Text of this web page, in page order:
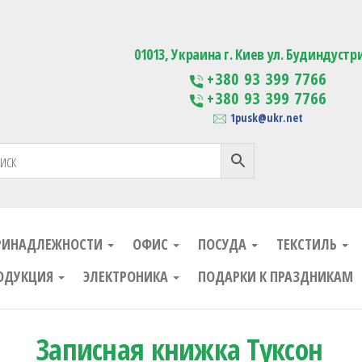
Изготовление сувенирной
01013, Украина г. Киев ул.
+380 93 399 7766
+380 93 399 7766
1pusk@ukr.net
ОФИС ПОСУДА ТЕКСТИЛЬ
ЭЛЕКТРОНИКА ПОДАРКИ К ПРАЗДНИКАМ
Записная книжка Туксон